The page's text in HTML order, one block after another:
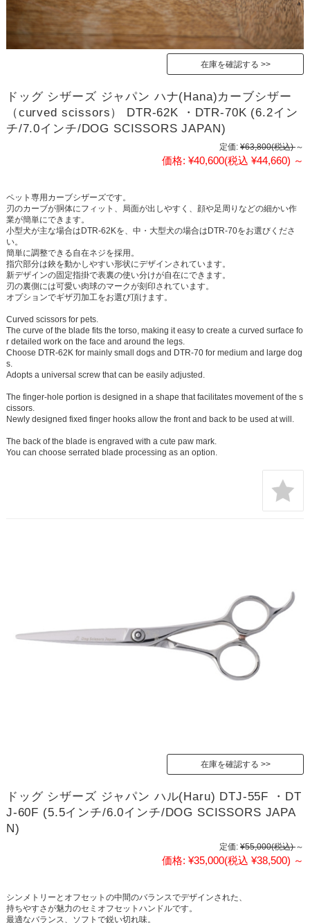
在庫を確認する
ドッグ シザーズ ジャパン ハナ(Hana)カーブシザー
（curved scissors） DTR-62K ・DTR-70K (6.2イン
チ/7.0インチ/DOG SCISSORS JAPAN)
定価: ¥63,800(税込) ～
価格: ¥40,600(税込 ¥44,660) ～
ペット専用カーブシザーズです。
刃のカーブが胴体にフィット、局面が出しやすく、顔や足周りなどの細かい作
業が簡単にできます。
小型犬が主な場合はDTR-62Kを、中・大型犬の場合はDTR-70をお選びくださ
い。
簡単に調整できる自在ネジを採用。
指穴部分は鋏を動かしやすい形状にデザインされています。
新デザインの固定指掛で表裏の使い分けが自在にできます。
刃の裏側には可愛い肉球のマークが刻印されています。
オプションでギザ刃加工をお選び頂けます。
Curved scissors for pets.
The curve of the blade fits the torso, making it easy to create a curved surface fo
r detailed work on the face and around the legs.
Choose DTR-62K for mainly small dogs and DTR-70 for medium and large dog
s.
Adopts a universal screw that can be easily adjusted.
The finger-hole portion is designed in a shape that facilitates movement of the s
cissors.
Newly designed fixed finger hooks allow the front and back to be used at will.
The back of the blade is engraved with a cute paw mark.
You can choose serrated blade processing as an option.
在庫を確認する
ドッグ シザーズ ジャパン ハル(Haru) DTJ-55F ・DT
J-60F (5.5インチ/6.0インチ/DOG SCISSORS JAPA
N)
定価: ¥55,000(税込) ～
価格: ¥35,000(税込 ¥38,500) ～
シンメトリーとオフセットの中間のバランスでデザインされた、
持ちやすさが魅力のセミオフセットハンドルです。
最適なバランス、ソフトで鋭い切れ味。